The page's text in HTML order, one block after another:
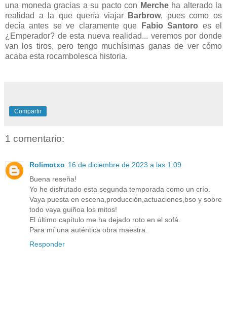
una moneda gracias a su pacto con Mercheha alterado la
realidad a la que quería viajar
Barbrow, pues como os
decía antes se ve claramente que
Fabio Santoro es el
¿Emperador? de esta nueva realidad... veremos por donde
van los tiros, pero tengo muchísimas ganas de ver cómo
acaba esta rocambolesca historia.
Compartir
1 comentario:
Rolimotxo 16 de diciembre de 2023 a las 1:09
Buena reseña!
Yo he disfrutado esta segunda temporada como un crío.
Vaya puesta en escena,producción,actuaciones,bso y sobre
todo vaya guiñoa los mitos!
El último capítulo me ha dejado roto en el sofá.
Para mí una auténtica obra maestra.
Responder